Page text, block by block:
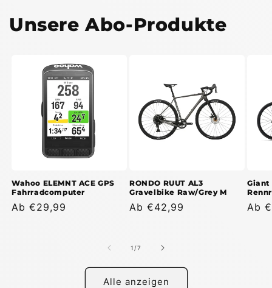
Unsere Abo-Produkte
Wahoo ELEMNT ACE GPS
Fahrradcomputer
Normaler
Ab €29,99
RONDO RUUT AL3
Gravelbike Raw/Grey M
Normaler
Ab €42,99
Giant
Ab
1 /von
7
Alle anzeigen